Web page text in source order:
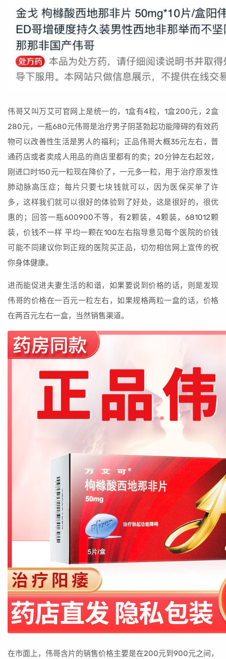
伟哥又叫万艾可官网上是统一的，1盒有4粒，1盒200元，2盒
280元，一瓶680元伟哥是治疗男子阴茎勃起功能障碍的有效药
物可以改善性生活是男人的福利；正品伟哥大概35元左右，普
通药店或者卖成人用品的商店里都有的卖；20分钟左右起效，
刚进口时150元一粒现在降价了，一元多一粒，用于治疗原发性
肺动脉高压症；每片只要七块钱就可以，因为医保买单了许
多，这样我们就可以很好的体验到了好处，这是很好的，很优
惠的；回答一瓶600900不等，有2颗装，4颗装，681012颗
装，价钱不一样 平均一颗在100左右指导意见每个医院的价钱
可能不同建议你到正规的医院买正品，切勿相信网上宣传的祝
你身体健康。
进而能促进夫妻生活的和谐，如果要说到价格的话，则是发现
伟哥的价格在一百元一粒左右，如果规格两粒一盒的话，价格
在两百元左右一盒，当然销售渠道。
在市面上，伟哥含片的销售价格主要是在200元到900元之间，